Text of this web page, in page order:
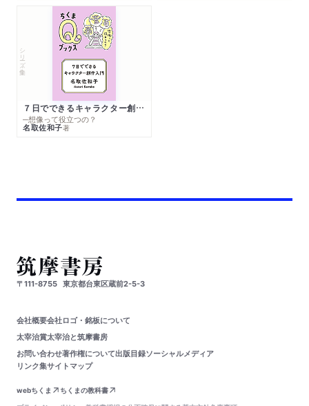
シリーズ・全集
７日でできるキャラクター創作入門
─想像って役立つの？
名取佐和子著
〒111-8755 東京都台東区蔵前2-5-3
会社概要会社ロゴ・銘板について
太宰治賞太宰治と筑摩書房
お問い合わせ著作権について出版目録ソーシャルメディア
リンク集サイトマップ
webちくま
ちくまの教科書